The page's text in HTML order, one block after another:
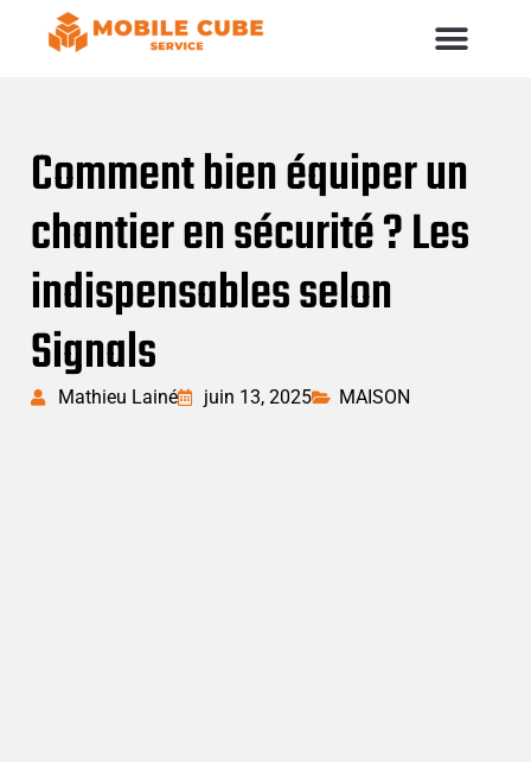
Comment bien équiper un
chantier en sécurité ? Les
indispensables selon
Signals
Mathieu Lainé juin 13, 2025 MAISON